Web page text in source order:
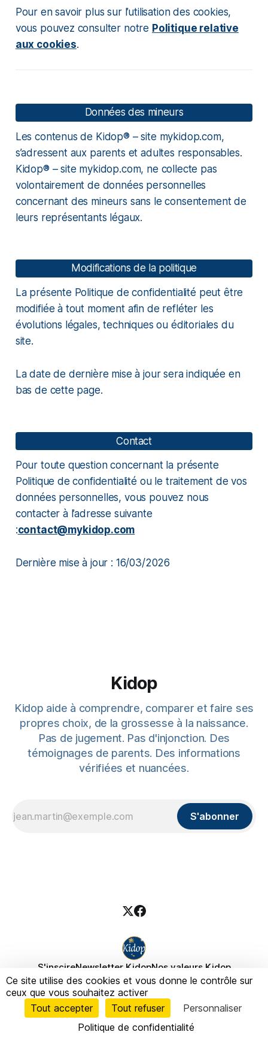
Pour en savoir plus sur l’utilisation des cookies,
vous pouvez consulter notre Politique relative
aux cookies.
Données des mineurs
Les contenus de Kidop® – site mykidop.com,
s’adressent aux parents et adultes responsables.
Kidop® – site mykidop.com, ne collecte pas
volontairement de données personnelles
concernant des mineurs sans le consentement de
leurs représentants légaux.
Modifications de la politique
La présente Politique de confidentialité peut être
modifiée à tout moment afin de refléter les
évolutions légales, techniques ou éditoriales du
site.
La date de dernière mise à jour sera indiquée en
bas de cette page.
Contact
Pour toute question concernant la présente
Politique de confidentialité ou le traitement de vos
données personnelles, vous pouvez nous
contacter à l’adresse suivante
:contact@mykidop.com
Dernière mise à jour : 16/03/2026
Kidop
Kidop aide à comprendre, comparer et faire ses
propres choix, de la grossesse à la naissance.
Pas de jugement. Pas d'injonction. Des
témoignages de parents. Des informations
vérifiées et nuancées.
S'abonner
S'inscireNewsletter KidopNos valeurs Kidop
Fondatrice KidopPolitique de confidentialité
Politique des cookiesMentions légales
Ce site utilise des cookies et vous donne le contrôle sur
ceux que vous souhaitez activer
Tout accepter
Tout refuser
Personnaliser
Politique de confidentialité